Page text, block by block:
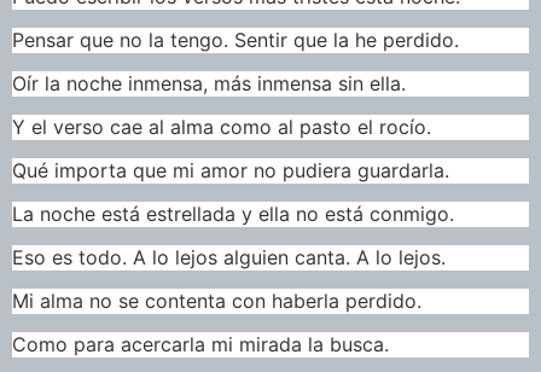
Pensar que no la tengo. Sentir que la he perdido.
Oír la noche inmensa, más inmensa sin ella.
Y el verso cae al alma como al pasto el rocío.
Qué importa que mi amor no pudiera guardarla.
La noche está estrellada y ella no está conmigo.
Eso es todo. A lo lejos alguien canta. A lo lejos.
Mi alma no se contenta con haberla perdido.
Como para acercarla mi mirada la busca.